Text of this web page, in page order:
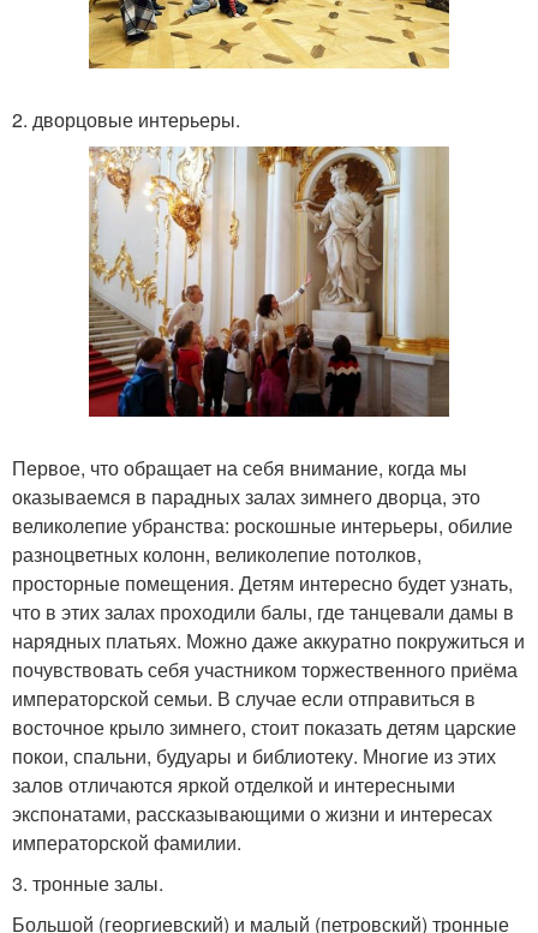
2. дворцовые интерьеры.
Первое, что обращает на себя внимание, когда мы
оказываемся в парадных залах зимнего дворца, это
великолепие убранства: роскошные интерьеры, обилие
разноцветных колонн, великолепие потолков,
просторные помещения. Детям интересно будет узнать,
что в этих залах проходили балы, где танцевали дамы в
нарядных платьях. Можно даже аккуратно покружиться и
почувствовать себя участником торжественного приёма
императорской семьи. В случае если отправиться в
восточное крыло зимнего, стоит показать детям царские
покои, спальни, будуары и библиотеку. Многие из этих
залов отличаются яркой отделкой и интересными
экспонатами, рассказывающими о жизни и интересах
императорской фамилии.
3. тронные залы.
Большой (георгиевский) и малый (петровский) тронные